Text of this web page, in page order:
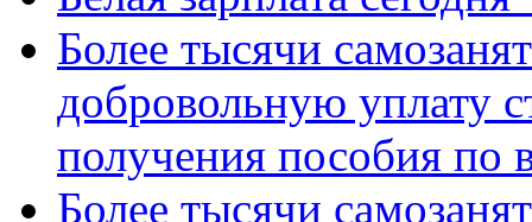
Более тысячи
добровольную уплату
получения пособия по
Более тысячи